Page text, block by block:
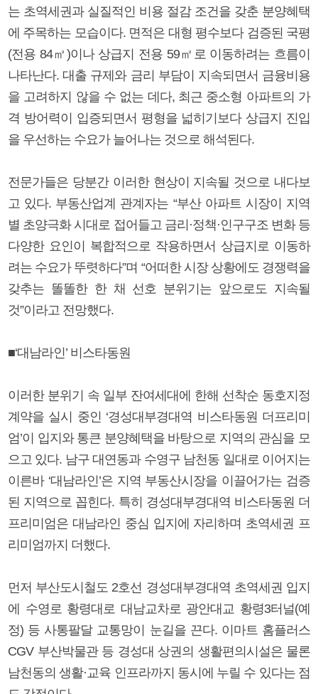
는 초역세권과 실질적인 비용 절감 조건을 갖춘 분양혜택
에 주목하는 모습이다. 면적은 대형 평수보다 검증된 국평
(전용 84㎡)이나 상급지 전용 59㎡로 이동하려는 흐름이
나타난다. 대출 규제와 금리 부담이 지속되면서 금융비용
을 고려하지 않을 수 없는 데다, 최근 중소형 아파트의 가
격 방어력이 입증되면서 평형을 넓히기보다 상급지 진입
을 우선하는 수요가 늘어나는 것으로 해석된다.
전문가들은 당분간 이러한 현상이 지속될 것으로 내다보
고 있다. 부동산업계 관계자는 “부산 아파트 시장이 지역
별 초양극화 시대로 접어들고 금리·정책·인구구조 변화 등
다양한 요인이 복합적으로 작용하면서 상급지로 이동하
려는 수요가 뚜렷하다”며 “어떠한 시장 상황에도 경쟁력을
갖추는 똘똘한 한 채 선호 분위기는 앞으로도 지속될
것”이라고 전망했다.
■‘대남라인’ 비스타동원
이러한 분위기 속 일부 잔여세대에 한해 선착순 동호지정
계약을 실시 중인 ‘경성대부경대역 비스타동원 더프리미
엄’이 입지와 통큰 분양혜택을 바탕으로 지역의 관심을 모
으고 있다. 남구 대연동과 수영구 남천동 일대로 이어지는
이른바 ‘대남라인’은 지역 부동산시장을 이끌어가는 검증
된 지역으로 꼽힌다. 특히 경성대부경대역 비스타동원 더
프리미엄은 대남라인 중심 입지에 자리하며 초역세권 프
리미엄까지 더했다.
먼저 부산도시철도 2호선 경성대부경대역 초역세권 입지
에 수영로 황령대로 대남교차로 광안대교 황령3터널(예
정) 등 사통팔달 교통망이 눈길을 끈다. 이마트 홈플러스
CGV 부산박물관 등 경성대 상권의 생활편의시설은 물론
남천동의 생활·교육 인프라까지 동시에 누릴 수 있다는 점